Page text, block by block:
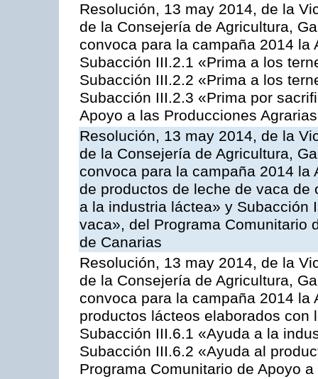
Resolución, 13 may 2014, de la
de la Consejería de Agricultura,
convoca para la campaña 2014
Subacción III.2.1 «Prima a los
Subacción III.2.2 «Prima a los
Subacción III.2.3 «Prima por
Apoyo a las Producciones
Resolución, 13 may 2014, de la
de la Consejería de Agricultura,
convoca para la campaña 2014
de productos de leche de vaca
a la industria láctea» y Subacción
vaca», del Programa Comunitario
de Canarias
Resolución, 13 may 2014, de la
de la Consejería de Agricultura,
convoca para la campaña 2014
productos lácteos elaborados
Subacción III.6.1 «Ayuda a la
Subacción III.6.2 «Ayuda al
Programa Comunitario de Apoyo